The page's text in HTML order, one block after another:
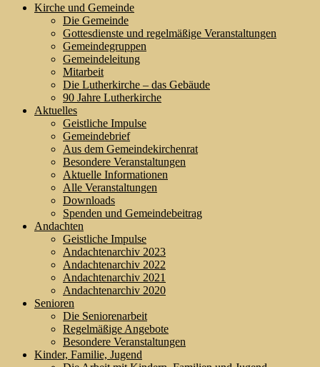
Kirche und Gemeinde
Die Gemeinde
Gottesdienste und regelmäßige Veranstaltungen
Gemeindegruppen
Gemeindeleitung
Mitarbeit
Die Lutherkirche – das Gebäude
90 Jahre Lutherkirche
Aktuelles
Geistliche Impulse
Gemeindebrief
Aus dem Gemeindekirchenrat
Besondere Veranstaltungen
Aktuelle Informationen
Alle Veranstaltungen
Downloads
Spenden und Gemeindebeitrag
Andachten
Geistliche Impulse
Andachtenarchiv 2023
Andachtenarchiv 2022
Andachtenarchiv 2021
Andachtenarchiv 2020
Senioren
Die Seniorenarbeit
Regelmäßige Angebote
Besondere Veranstaltungen
Kinder, Familie, Jugend